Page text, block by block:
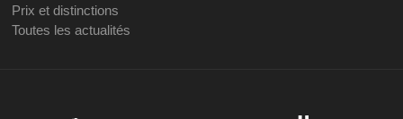
Prix et distinctions
Toutes les actualités